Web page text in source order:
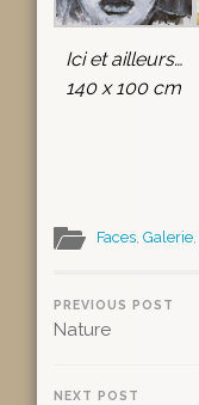
Ici et ailleurs…
140 x 100 cm
Faces, Galerie,
PREVIOUS POST
Nature
NEXT POST